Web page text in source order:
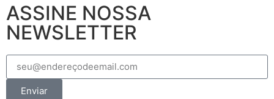
ASSINE NOSSA
NEWSLETTER
Enviar